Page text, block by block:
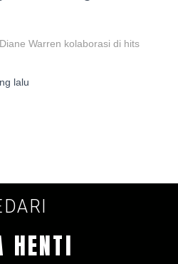
Warren kolaborasi di hits
lalu
HENTI